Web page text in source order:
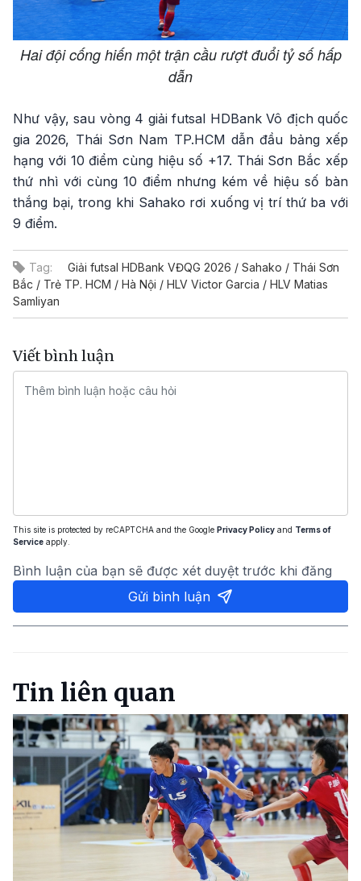
Hai đội cống hiến một trận cầu rượt đuổi tỷ số hấp
dẫn
Như vậy, sau vòng 4 giải futsal HDBank Vô địch quốc
gia 2026, Thái Sơn Nam TP.HCM dẫn đầu bảng xếp
hạng với 10 điểm cùng hiệu số +17. Thái Sơn Bắc xếp
thứ nhì với cùng 10 điểm nhưng kém về hiệu số bàn
thắng bại, trong khi Sahako rơi xuống vị trí thứ ba với
9 điểm.
Tag:
Giải futsal HDBank VĐQG 2026 / Sahako / Thái Sơn
Bắc / Trẻ TP. HCM / Hà Nội / HLV Victor Garcia / HLV Matias
Samliyan
Viết bình luận
This site is protected by reCAPTCHA and the Google Privacy Policy and Terms of
Service apply.
Bình luận của bạn sẽ được xét duyệt trước khi đăng
Gửi bình luận
Tin liên quan